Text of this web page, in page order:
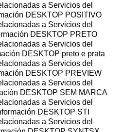
a Servicios del
DESKTOP POSITIVO
a Servicios del
DESKTOP PRETO
a Servicios del
DESKTOP preto e prata
a Servicios del
DESKTOP PREVIEW
a Servicios del
DESKTOP SEM MARCA
a Servicios del
DESKTOP STI
a Servicios del